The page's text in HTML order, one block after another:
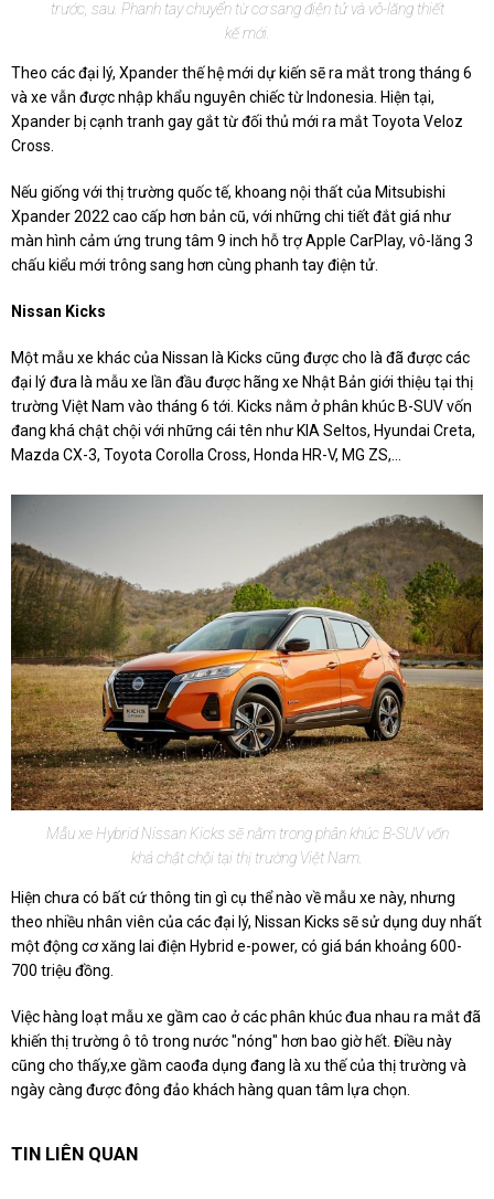
trước, sau. Phanh tay chuyển từ cơ sang điện tử và vô-lăng thiết
kế mới.
Theo các đại lý, Xpander thế hệ mới dự kiến sẽ ra mắt trong tháng 6
và xe vẫn được nhập khẩu nguyên chiếc từ Indonesia. Hiện tại,
Xpander bị cạnh tranh gay gắt từ đối thủ mới ra mắt Toyota Veloz
Cross.
Nếu giống với thị trường quốc tế, khoang nội thất của Mitsubishi
Xpander 2022 cao cấp hơn bản cũ, với những chi tiết đắt giá như
màn hình cảm ứng trung tâm 9 inch hỗ trợ Apple CarPlay, vô-lăng 3
chấu kiểu mới trông sang hơn cùng phanh tay điện tử.
Nissan Kicks
Một mẫu xe khác của Nissan là Kicks cũng được cho là đã được các
đại lý đưa là mẫu xe lần đầu được hãng xe Nhật Bản giới thiệu tại thị
trường Việt Nam vào tháng 6 tới. Kicks nằm ở phân khúc B-SUV vốn
đang khá chật chội với những cái tên như KIA Seltos, Hyundai Creta,
Mazda CX-3, Toyota Corolla Cross, Honda HR-V, MG ZS,...
Mẫu xe Hybrid Nissan Kicks sẽ nằm trong phân khúc B-SUV vốn
khá chật chội tại thị trường Việt Nam.
Hiện chưa có bất cứ thông tin gì cụ thể nào về mẫu xe này, nhưng
theo nhiều nhân viên của các đại lý, Nissan Kicks sẽ sử dụng duy nhất
một động cơ xăng lai điện Hybrid e-power, có giá bán khoảng 600-
700 triệu đồng.
Việc hàng loạt mẫu xe gầm cao ở các phân khúc đua nhau ra mắt đã
khiến thị trường ô tô trong nước "nóng" hơn bao giờ hết. Điều này
cũng cho thấy,xe gầm caođa dụng đang là xu thế của thị trường và
ngày càng được đông đảo khách hàng quan tâm lựa chọn.
TIN LIÊN QUAN